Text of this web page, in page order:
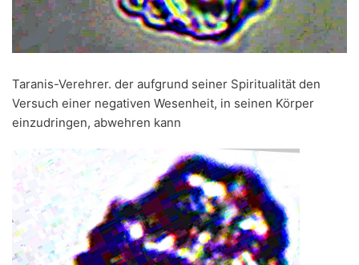
Taranis-Verehrer. der aufgrund seiner Spiritualität den
Versuch einer negativen Wesenheit, in seinen Körper
einzudringen, abwehren kann